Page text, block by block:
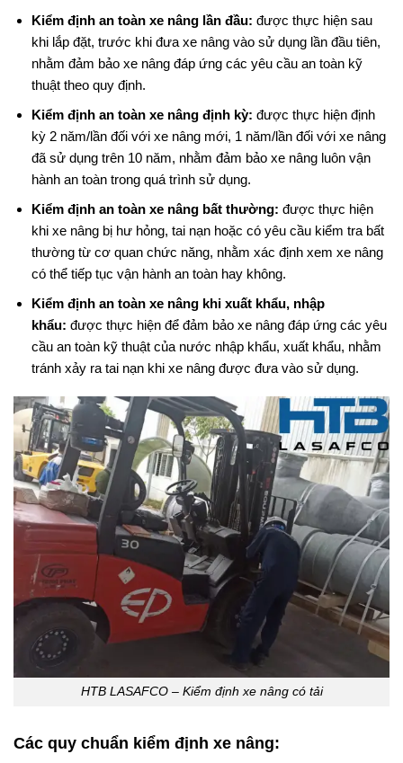
Kiểm định an toàn xe nâng lần đầu: được thực hiện sau
khi lắp đặt, trước khi đưa xe nâng vào sử dụng lần đầu tiên,
nhằm đảm bảo xe nâng đáp ứng các yêu cầu an toàn kỹ
thuật theo quy định.
Kiểm định an toàn xe nâng định kỳ: được thực hiện định
kỳ 2 năm/lần đối với xe nâng mới, 1 năm/lần đối với xe nâng
đã sử dụng trên 10 năm, nhằm đảm bảo xe nâng luôn vận
hành an toàn trong quá trình sử dụng.
Kiểm định an toàn xe nâng bất thường: được thực hiện
khi xe nâng bị hư hỏng, tai nạn hoặc có yêu cầu kiểm tra bất
thường từ cơ quan chức năng, nhằm xác định xem xe nâng
có thể tiếp tục vận hành an toàn hay không.
Kiểm định an toàn xe nâng khi xuất khẩu, nhập
khẩu: được thực hiện để đảm bảo xe nâng đáp ứng các yêu
cầu an toàn kỹ thuật của nước nhập khẩu, xuất khẩu, nhằm
tránh xảy ra tai nạn khi xe nâng được đưa vào sử dụng.
HTB LASAFCO – Kiểm định xe nâng có tải
Các quy chuẩn kiểm định xe nâng: